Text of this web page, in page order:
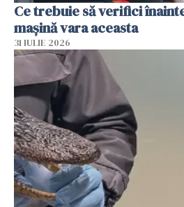
Ce trebuie să verifici
mașină vara aceasta
31 IULIE 2026